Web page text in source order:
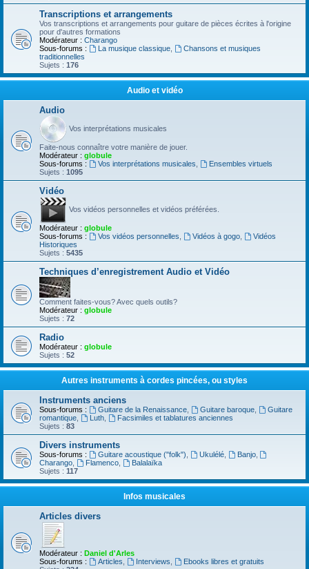
Transcriptions et arrangements
Vos transcriptions et arrangements pour guitare de pièces écrites à l'origine
pour d'autres formations
Modérateur : Charango
Sous-forums :
La musique classique,
Chansons et musiques
traditionnelles
Sujets : 176
Audio et vidéo
Audio
Vos interprétations musicales
Faite-nous connaître votre manière de jouer.
Modérateur : globule
Sous-forums :
Vos interprétations musicales
Ensembles virtuels
Sujets : 1095
Vidéo
Vos vidéos personnelles et vidéos préférées.
Modérateur : globule
Sous-forums :
Vos vidéos personnelles Vidéos à gogo,
Vidéos
Historiques
Sujets : 5435
Techniques d’enregistrement Audio et Vidéo
Comment faites-vous? Avec quels outils?
Modérateur : globule
Sujets : 72
Radio
Modérateur : globule
Sujets : 52
Autres instruments à cordes pincées, ou styles
Instruments anciens
Sous-forums : Guitare de la Renaissance, Guitare baroque,
Guitare
romantique
Luth,
Facsimiles et tablatures anciennes
Sujets : 83
Divers instruments
Sous-forums : Guitare acoustique ("folk") Ukulélé, Banjo,
Charango
Flamenco,
Balalaïka
Sujets : 117
Infos musicales
Articles divers
Modérateur : Daniel d'Arles
Sous-forums :
Articles Interviews
Ebooks libres et gratuits